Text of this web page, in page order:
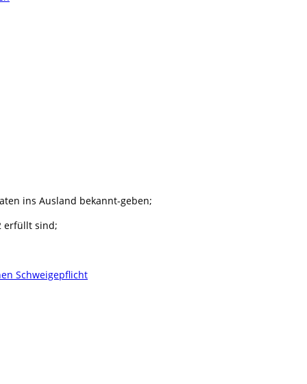
ins Ausland bekannt-geben;
erfüllt sind;
Schweigepflicht